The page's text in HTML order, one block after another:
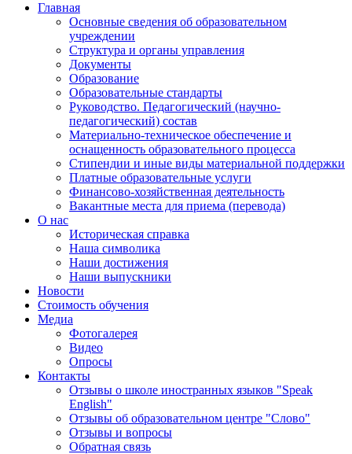
Главная
Основные сведения об образовательном
учреждении
Структура и органы управления
Документы
Образование
Образовательные стандарты
Руководство. Педагогический (научно-
педагогический) состав
Материально-техническое обеспечение и
оснащенность образовательного процесса
Стипендии и иные виды материальной поддержки
Платные образовательные услуги
Финансово-хозяйственная деятельность
Вакантные места для приема (перевода)
О нас
Историческая справка
Наша символика
Наши достижения
Наши выпускники
Новости
Стоимость обучения
Медиа
Фотогалерея
Видео
Опросы
Контакты
Отзывы о школе иностранных языков "Speak
English"
Отзывы об образовательном центре "Слово"
Отзывы и вопросы
Обратная связь